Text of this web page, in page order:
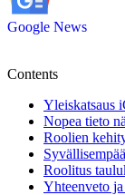
Google News
Contents
Yleiskatsaus
Nopea tieto
Roolien
Roolitus
Yhteenveto